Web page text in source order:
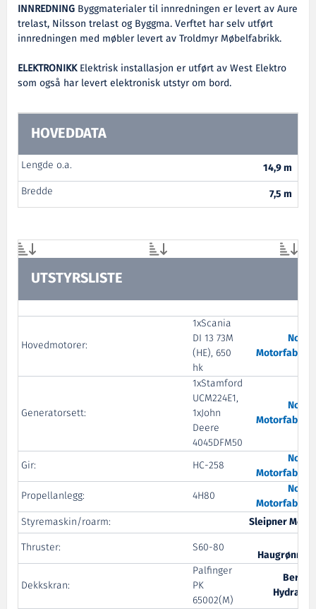
INNREDNING Byggmaterialer til innredningen er levert av Aure
trelast, Nilsson trelast og Byggma. Verftet har selv utført
innredningen med møbler levert av Troldmyr Møbelfabrikk.
ELEKTRONIKKElektrisk installasjon er utført av West Elektro
som også har levert elektronisk utstyr om bord.
HOVEDDATA
Lengde o.a.
14,9 m
Bredde
7,5 m
UTSTYRSLISTE
Hovedmotorer:
1xScania
DI 13 73M
(HE), 650
hk
Nogva
Motorfabrikk
Generatorsett:
1xStamford
UCM224E1,
1xJohn
Deere
4045DFM50
Nogva
Motorfabrikk
Gir: HC-258
Nogva
Motorfabrikk
Propellanlegg:
4H80
Nogva
Motorfabrikk
Styremaskin/roarm:
Sleipner Motor
Thruster:
S60-80
Haugrønning
Dekkskran:
Palfinger
PK
65002(M)
Bergen
Hydraulic